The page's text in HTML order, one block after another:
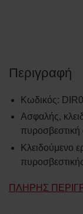
Περιγραφή
Κωδικός:
Ασφαλής,
πυροσβεστική
Κλειδούμενο
ΠΛΉΡΗΣ